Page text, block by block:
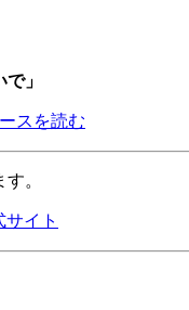
」
スを読む
。
サイト